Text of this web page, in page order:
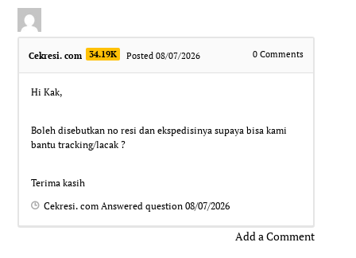
Cekresi. com 34.19K Posted 08/07/2026 0Comments
Hi Kak,
Boleh disebutkan no resi dan ekspedisinya supaya bisa kami
bantu tracking/lacak ?
Terima kasih
Cekresi. com Answered question08/07/2026
Add a Comment